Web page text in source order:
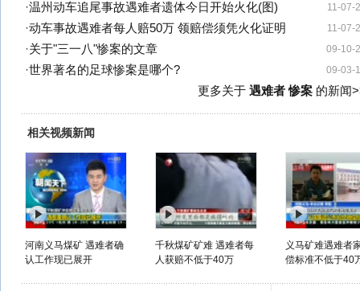
11-07-
·温州动车追尾事故遇难者遗体今日开始火化(图)
11-07-
·动车事故遇难者每人赔50万 领赔偿须凭火化证明
09-10-
·关于"三一八"惨案的文章
09-03-
·世界著名的足球惨案是哪个?
更多关于 遇难者 惨案的新闻
相关视频新闻
河南义马煤矿 遇难者确
认工作现已展开
千秋煤矿矿难 遇难者每
人获赔不低于40万
义马矿难遇难者
偿标准不低于40